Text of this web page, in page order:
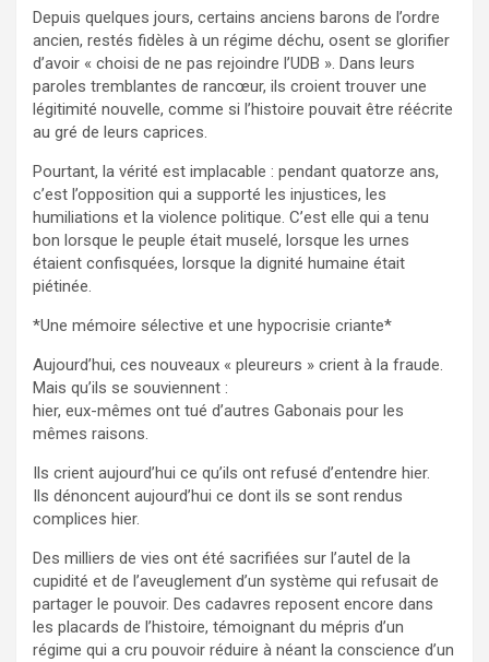
Depuis quelques jours, certains anciens barons de l’ordre
ancien, restés fidèles à un régime déchu, osent se glorifier
d’avoir « choisi de ne pas rejoindre l’UDB ». Dans leurs
paroles tremblantes de rancœur, ils croient trouver une
légitimité nouvelle, comme si l’histoire pouvait être réécrite
au gré de leurs caprices.
Pourtant, la vérité est implacable : pendant quatorze ans,
c’est l’opposition qui a supporté les injustices, les
humiliations et la violence politique. C’est elle qui a tenu
bon lorsque le peuple était muselé, lorsque les urnes
étaient confisquées, lorsque la dignité humaine était
piétinée.
*Une mémoire sélective et une hypocrisie criante*
Aujourd’hui, ces nouveaux « pleureurs » crient à la fraude.
Mais qu’ils se souviennent :
hier, eux-mêmes ont tué d’autres Gabonais pour les
mêmes raisons.
Ils crient aujourd’hui ce qu’ils ont refusé d’entendre hier.
Ils dénoncent aujourd’hui ce dont ils se sont rendus
complices hier.
Des milliers de vies ont été sacrifiées sur l’autel de la
cupidité et de l’aveuglement d’un système qui refusait de
partager le pouvoir. Des cadavres reposent encore dans
les placards de l’histoire, témoignant du mépris d’un
régime qui a cru pouvoir réduire à néant la conscience d’un